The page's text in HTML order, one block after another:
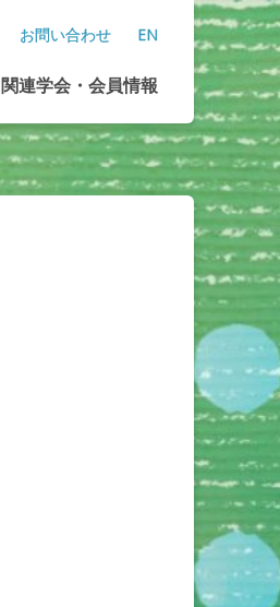
お問い合わせ EN
関連学会 ・会員情報